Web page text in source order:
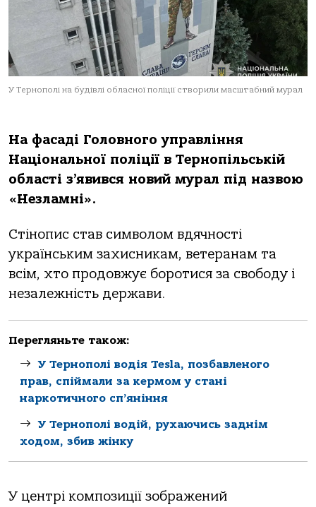
У Тернополі на будівлі обласної поліції створили масштабний мурал
На фасаді Головного управління
Національної поліції в Тернопільській
області з’явився новий мурал під назвою
«Незламні».
Стінопис став символом вдячності
українським захисникам, ветеранам та
всім, хто продовжує боротися за свободу і
незалежність держави.
Перегляньте також:
У Тернополі водія Tesla, позбавленого
прав, спіймали за кермом у стані
наркотичного сп’яніння
У Тернополі водій, рухаючись заднім
ходом, збив жінку
У центрі композиції зображений